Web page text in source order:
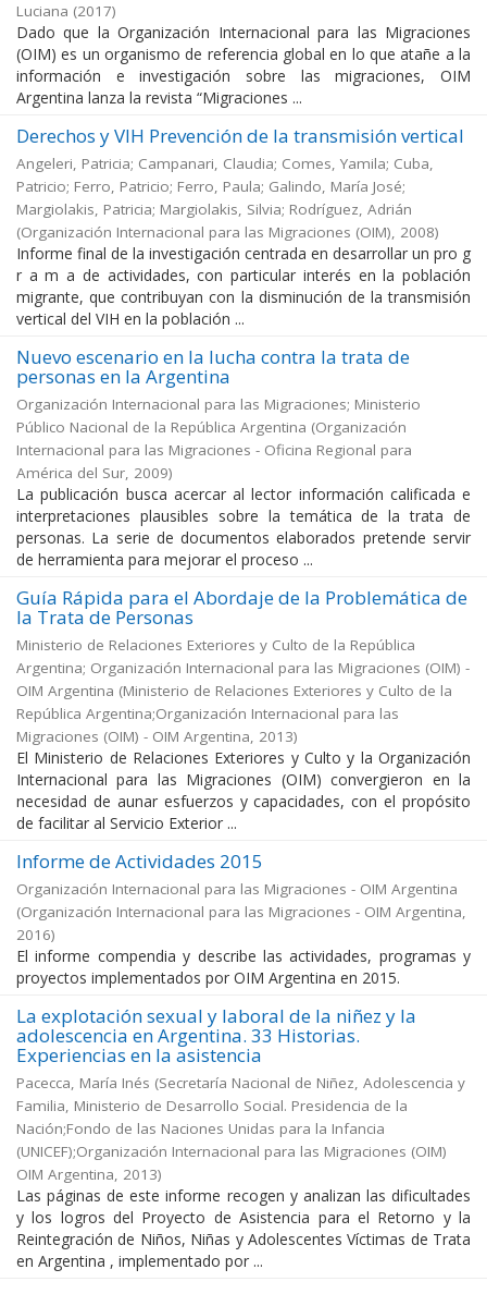
Luciana (2017)
Dado que la Organización Internacional para las Migraciones
(OIM) es un organismo de referencia global en lo que atañe a la
información e investigación sobre las migraciones, OIM
Argentina lanza la revista “Migraciones ...
Derechos y VIH Prevención de la transmisión vertical
Angeleri, Patricia; Campanari, Claudia; Comes, Yamila; Cuba,
Patricio; Ferro, Patricio; Ferro, Paula; Galindo, María José;
Margiolakis, Patricia; Margiolakis, Silvia; Rodríguez, Adrián
(Organización Internacional para las Migraciones (OIM), 2008)
Informe final de la investigación centrada en desarrollar un pro g
r a m a de actividades, con particular interés en la población
migrante, que contribuyan con la disminución de la transmisión
vertical del VIH en la población ...
Nuevo escenario en la lucha contra la trata de
personas en la Argentina
Organización Internacional para las Migraciones; Ministerio
Público Nacional de la República Argentina (Organización
Internacional para las Migraciones - Oficina Regional para
América del Sur, 2009)
La publicación busca acercar al lector información calificada e
interpretaciones plausibles sobre la temática de la trata de
personas. La serie de documentos elaborados pretende servir
de herramienta para mejorar el proceso ...
Guía Rápida para el Abordaje de la Problemática de
la Trata de Personas
Ministerio de Relaciones Exteriores y Culto de la República
Argentina; Organización Internacional para las Migraciones (OIM) -
OIM Argentina (Ministerio de Relaciones Exteriores y Culto de la
República Argentina;Organización Internacional para las
Migraciones (OIM) - OIM Argentina, 2013)
El Ministerio de Relaciones Exteriores y Culto y la Organización
Internacional para las Migraciones (OIM) convergieron en la
necesidad de aunar esfuerzos y capacidades, con el propósito
de facilitar al Servicio Exterior ...
Informe de Actividades 2015
Organización Internacional para las Migraciones - OIM Argentina
(Organización Internacional para las Migraciones - OIM Argentina,
2016)
El informe compendia y describe las actividades, programas y
proyectos implementados por OIM Argentina en 2015.
La explotación sexual y laboral de la niñez y la
adolescencia en Argentina. 33 Historias.
Experiencias en la asistencia
Pacecca, María Inés (Secretaría Nacional de Niñez, Adolescencia y
Familia, Ministerio de Desarrollo Social. Presidencia de la
Nación;Fondo de las Naciones Unidas para la Infancia
(UNICEF);Organización Internacional para las Migraciones (OIM)
OIM Argentina, 2013)
Las páginas de este informe recogen y analizan las dificultades
y los logros del Proyecto de Asistencia para el Retorno y la
Reintegración de Niños, Niñas y Adolescentes Víctimas de Trata
en Argentina , implementado por ...